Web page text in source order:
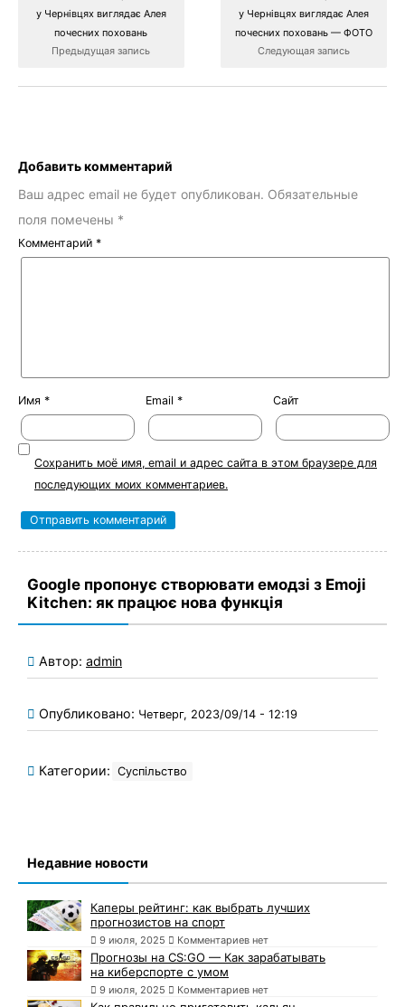
у Чернівцях виглядає Алея
почесних поховань
Предыдущая запись
у Чернівцях виглядає Алея
почесних поховань — ФОТО
Следующая запись
Добавить комментарий
Ваш адрес email не будет опубликован. Обязательные
поля помечены *
Комментарий *
Имя * Email * Сайт
Сохранить моё имя, email и адрес сайта в этом браузере для
последующих моих комментариев.
Google пропонує створювати емодзі з Emoji
Kitchen: як працює нова функція
Автор: admin
Опубликовано: Четверг, 2023/09/14 - 12:19
Категории: Суспільство
Недавние новости
Каперы рейтинг: как выбрать лучших
прогнозистов на спорт
9 июля, 2025 Комментариев нет
Прогнозы на CS:GO — Как зарабатывать
на киберспорте с умом
9 июля, 2025 Комментариев нет